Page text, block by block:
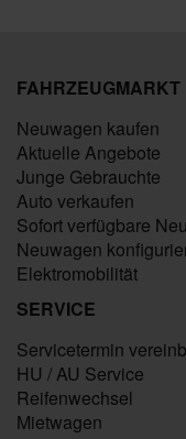
FAHRZEUGMARKT
Neuwagen kaufen
Aktuelle Angebote
Junge Gebrauchte
Auto verkaufen
Sofort verfügbare
Neuwagen
Elektromobilität
SERVICE
Servicetermin
HU / AU Service
Reifenwechsel
Mietwagen